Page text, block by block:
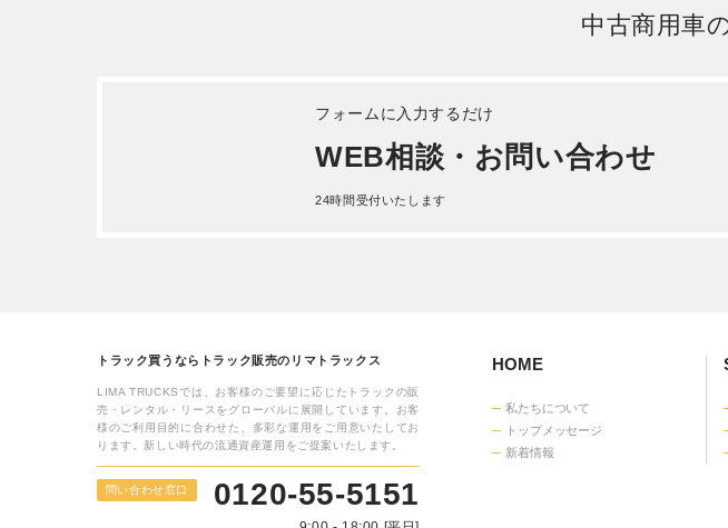
その他のトラック・在庫車両
日野 レンジャー ダンプ 平成 30
トヨタ ダイナ クレーン 平成 26
年式QDF-GDH226K